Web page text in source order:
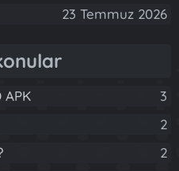
23 Temmuz 2026
APK 3
2
2